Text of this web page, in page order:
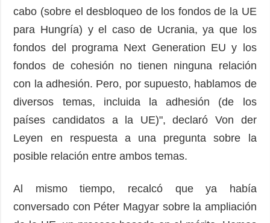
cabo (sobre el desbloqueo de los fondos de la UE
para Hungría) y el caso de Ucrania, ya que los
fondos del programa Next Generation EU y los
fondos de cohesión no tienen ninguna relación
con la adhesión. Pero, por supuesto, hablamos de
diversos temas, incluida la adhesión (de los
países candidatos a la UE)", declaró Von der
Leyen en respuesta a una pregunta sobre la
posible relación entre ambos temas.
Al mismo tiempo, recalcó que ya había
conversado con Péter Magyar sobre la ampliación